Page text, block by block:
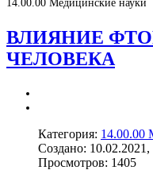
14.00.00 Медицинские науки
ВЛИЯНИЕ
ЧЕЛОВЕКА
Категория: 14.00.00
Создано: 10.02.2021,
Просмотров: 1405